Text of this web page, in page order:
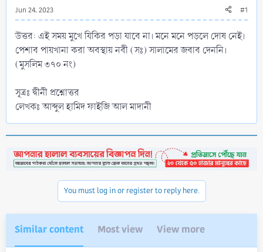
Jun 24, 2023 #1
উত্তর: এই সময় মুখে যিকির পড়া যাবে না। মনে মনে পড়লে দোষ নেই।
পেশাব পায়খানা করা অবস্থায় নবী (সঃ) সালামের জবাব দেননি।
(মুসলিম ৩৭০ নং)
সূত্রঃ দ্বীনী প্রশ্নোত্তর
লেখকঃ আব্দুল হামিদ ফাইজি আল মাদানী
You must log in or register to reply here.
Similar content Most view View more